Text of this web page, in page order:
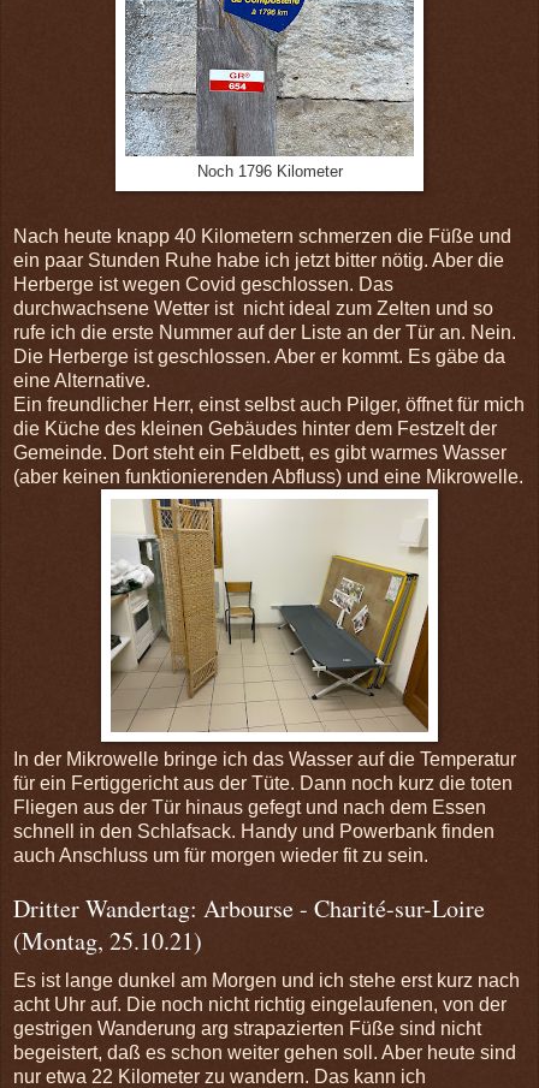
Noch 1796 Kilometer
Nach heute knapp 40 Kilometern schmerzen die Füße und
ein paar Stunden Ruhe habe ich jetzt bitter nötig. Aber die
Herberge ist wegen Covid geschlossen. Das
durchwachsene Wetter ist nicht ideal zum Zelten und so
rufe ich die erste Nummer auf der Liste an der Tür an. Nein.
Die Herberge ist geschlossen. Aber er kommt. Es gäbe da
eine Alternative.
Ein freundlicher Herr, einst selbst auch Pilger, öffnet für mich
die Küche des kleinen Gebäudes hinter dem Festzelt der
Gemeinde. Dort steht ein Feldbett, es gibt warmes Wasser
(aber keinen funktionierenden Abfluss) und eine Mikrowelle.
In der Mikrowelle bringe ich das Wasser auf die Temperatur
für ein Fertiggericht aus der Tüte. Dann noch kurz die toten
Fliegen aus der Tür hinaus gefegt und nach dem Essen
schnell in den Schlafsack. Handy und Powerbank finden
auch Anschluss um für morgen wieder fit zu sein.
Dritter Wandertag: Arbourse - Charité-sur-Loire
(Montag, 25.10.21)
Es ist lange dunkel am Morgen und ich stehe erst kurz nach
acht Uhr auf. Die noch nicht richtig eingelaufenen, von der
gestrigen Wanderung arg strapazierten Füße sind nicht
begeistert, daß es schon weiter gehen soll. Aber heute sind
nur etwa 22 Kilometer zu wandern. Das kann ich